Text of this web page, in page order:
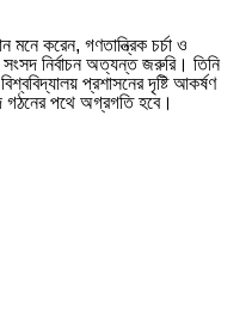
মনে করেন, গণতান্ত্রিক চর্চা ও
সংসদ নির্বাচন অত্যন্ত জরুরি। তিনি
প্রশাসনের দৃষ্টি আকর্ষণ
গঠনের পথে অগ্রগতি হবে।